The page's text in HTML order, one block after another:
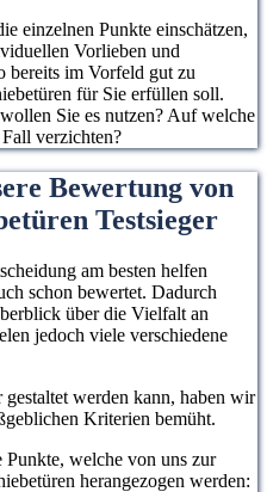
einzelnen Punkte einschätzen,
Vorlieben und
bereits im Vorfeld gut zu
für Sie erfüllen soll.
Sie es nutzen? Auf welche
verzichten?
Bewertung von
Testsieger
am besten helfen
schon bewertet. Dadurch
über die Vielfalt an
jedoch viele verschiedene
werden kann, haben wir
Kriterien bemüht.
welche von uns zur
herangezogen werden: